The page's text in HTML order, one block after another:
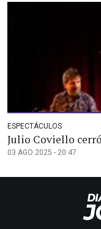
ESPECTÁCULOS
Julio Coviello
03 AGO 2025 - 20:47